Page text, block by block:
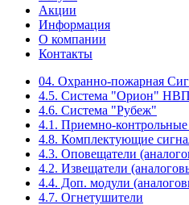
Акции
Информация
О компании
Контакты
04. Охранно-пожарная
4.5. Система "Орион"
4.6. Система "Рубеж"
4.1. Приемно-
4.8. Комплектующие
4.3. Оповещатели
4.2. Извещатели
4.4. Доп. модули
4.7. Огнетушители